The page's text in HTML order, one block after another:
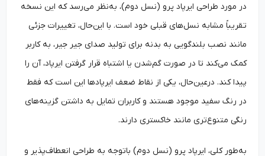
در مورد طراحی ایرپاد پرو (نسل دوم)، به‌نظر می‌رسد که این نسخه
تقریباً مشابه نسل‌های قبلی خود است. با این‌‌حال، تغییرات جزئی
مانند نصب بلندگویی به بدنه برای تولید صدای جیر جیر، به کاربر
کمک می‌کند تا در صورت گم‌‌شدن یا اشتباه قرار گرفتن ایرپاد، آن را
پیدا کند. درعین‌‌حال، یکی از نقاط ضعف ایرپادها این است که فقط
در رنگ سفید موجود هستند و کاربران تمایل به داشتن گزینه‌های
رنگی متنوع‌تری مانند خاکستری دارند.
به‌طور کلی، ایرپاد پرو (نسل دوم) باتوجه به طراحی انعطاف‌پذیر و